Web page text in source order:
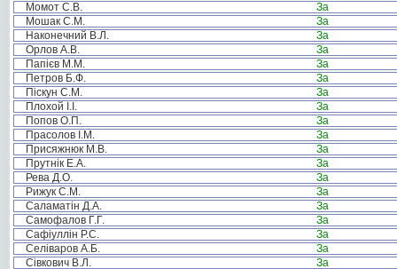
Момот С.В.
За
Мошак С.М.
За
Наконечний В.Л.
За
Орлов А.В.
За
Папієв М.М.
За
Петров Б.Ф.
За
Піскун С.М.
За
Плохой І.І.
За
Попов О.П.
За
Прасолов І.М.
За
Присяжнюк М.В.
За
Прутнік Е.А.
За
Рева Д.О.
За
Рижук С.М.
За
Саламатін Д.А.
За
Самофалов Г.Г.
За
Сафіуллін Р.С.
За
Селіваров А.Б.
За
Сівкович В.Л.
За